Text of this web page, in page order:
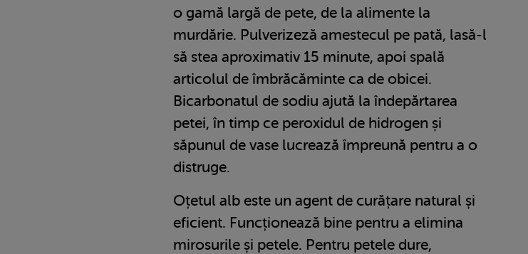
o gamă largă de pete, de la alimente la
murdărie. Pulverizeză amestecul pe pată, lasă-l
să stea aproximativ 15 minute, apoi spală
articolul de îmbrăcăminte ca de obicei.
Bicarbonatul de sodiu ajută la îndepărtarea
petei, în timp ce peroxidul de hidrogen și
săpunul de vase lucrează împreună pentru a o
distruge.
Oțetul alb este un agent de curățare natural și
eficient. Funcționează bine pentru a elimina
mirosurile și petele. Pentru petele dure,